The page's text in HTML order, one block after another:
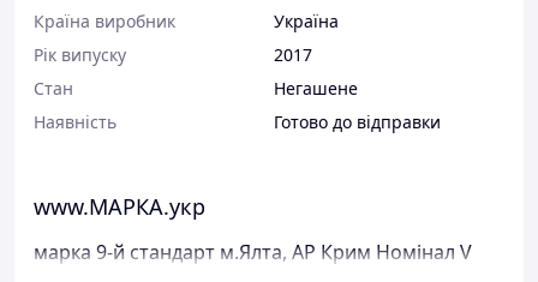
Країна виробник
Україна
Рік випуску
2017
Стан
Негашене
Наявність
Готово до відправки
www.МАРКА.укр
марка 9-й стандарт м.Ялта, АР Крим Номінал V